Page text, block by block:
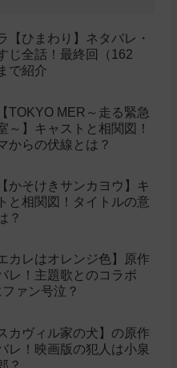
【ひまわり】ネタバレ・
じ全話！最終回（162
で紹介
TOKYO MER～走る緊急
～】キャストと相関図！
からの伏線とは？
かそけきサンカヨウ】キ
と相関図！タイトルの意
？
カレはオレンジ色】原作
レ！主題歌とのコラボ
ファン号泣？
カヴィル家の犬】の原作
レ！映画版の犯人は小泉
？